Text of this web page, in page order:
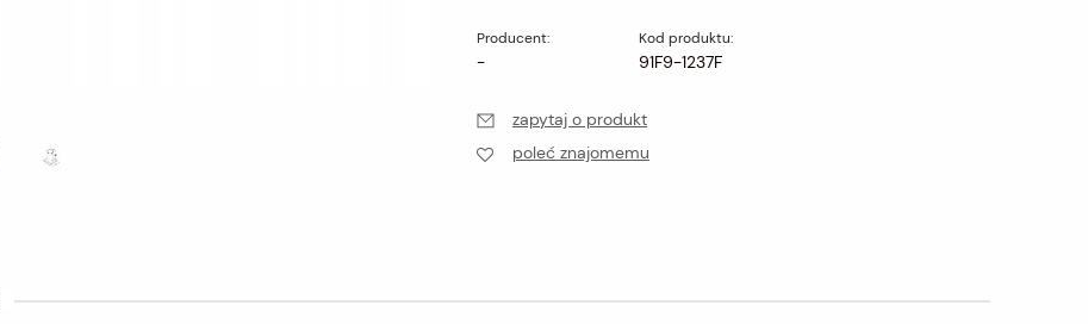
Producent:
-
Kod produktu:
91F9-1237F
zapytaj o produkt
poleć znajomemu